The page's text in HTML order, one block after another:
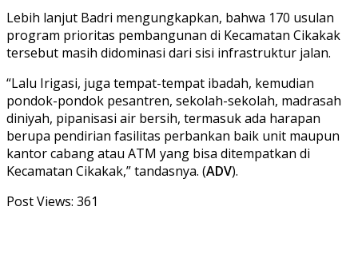
Lebih lanjut Badri mengungkapkan, bahwa 170 usulan
program prioritas pembangunan di Kecamatan Cikakak
tersebut masih didominasi dari sisi infrastruktur jalan.
“Lalu Irigasi, juga tempat-tempat ibadah, kemudian
pondok-pondok pesantren, sekolah-sekolah, madrasah
diniyah, pipanisasi air bersih, termasuk ada harapan
berupa pendirian fasilitas perbankan baik unit maupun
kantor cabang atau ATM yang bisa ditempatkan di
Kecamatan Cikakak,” tandasnya. (ADV).
Post Views: 361